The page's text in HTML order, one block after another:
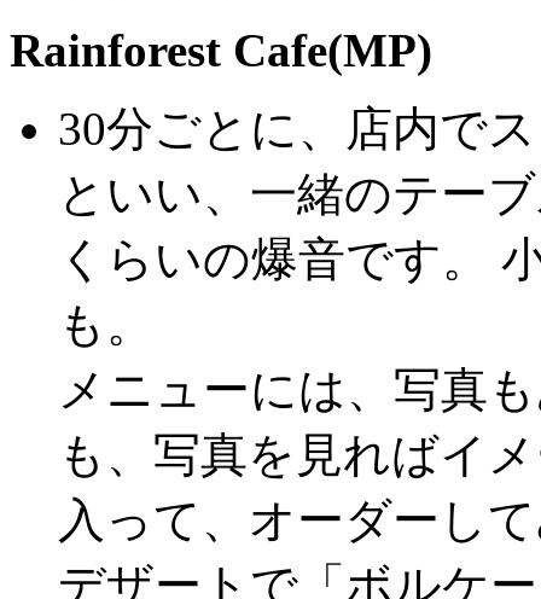
Rainforest Cafe(MP)
30分ごとに、店内で
といい、一緒のテー
くらいの爆音です。
も。
メニューには、写真
も、写真を見ればイ
入って、オーダーし
デザートで「ボルケ